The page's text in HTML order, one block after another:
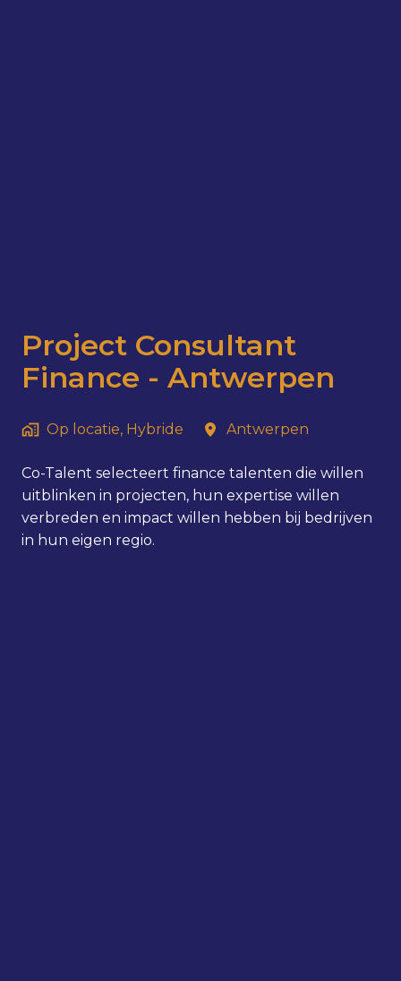
Project Consultant
Finance - Antwerpen
Op locatie, Hybride Antwerpen
Co-Talent selecteert finance talenten die willen
uitblinken in projecten, hun expertise willen
verbreden en impact willen hebben bij bedrijven
in hun eigen regio.